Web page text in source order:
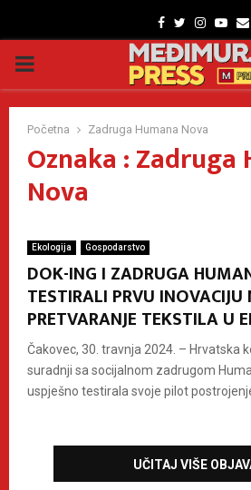
Facebook
Twitter
PRIMARY
MENU
Početna Zadruga Humana Nova
Oznaka : Zadruga
Nova
Ekologija Gospodarstvo
DOK-ING I ZADRUGA
TESTIRALI PRVU
PRETVARANJE TEKSTILA U
Čakovec, 30. travnja 2024. – Hrvatska
suradnji sa socijalnom zadrugom
uspješno testirala svoje pilot
UČITAJ VIŠE